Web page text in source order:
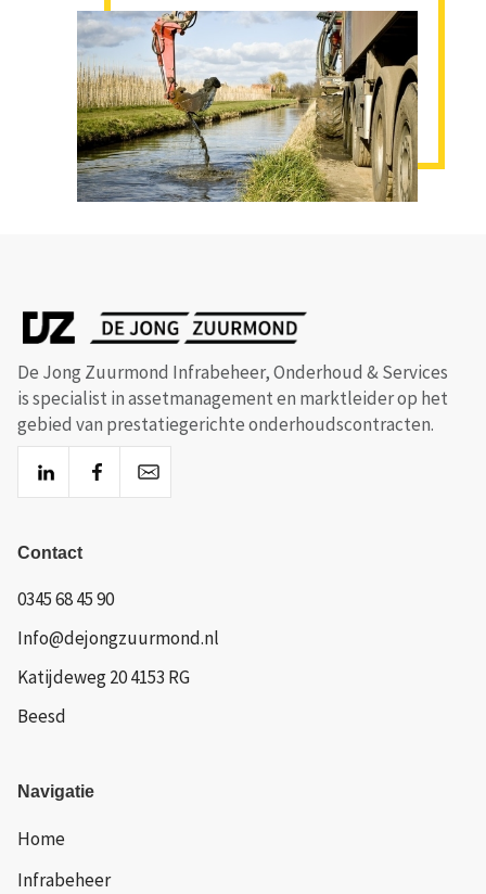
De Jong Zuurmond Infrabeheer, Onderhoud & Services
is specialist in assetmanagement en marktleider op het
gebied van prestatiegerichte onderhoudscontracten.
Contact
0345 68 45 90
Info@dejongzuurmond.nl
Katijdeweg 20 4153 RG
Beesd
Navigatie
Home
Infrabeheer